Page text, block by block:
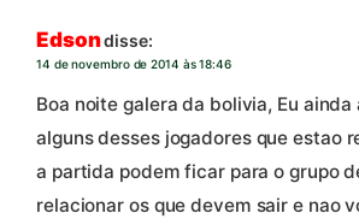
Edsondisse:
14 de novembro de 2014 às 18:46
Boa noite galera da bolivia, Eu
alguns desses jogadores que estao
a partida podem ficar para o grupo
relacionar os que devem sair e nao